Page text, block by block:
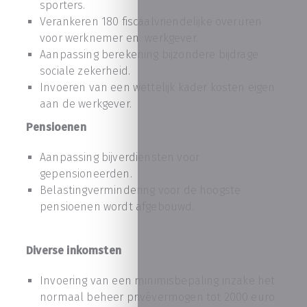
sporters.
Verankeren 180 fiscaalvriendelijke overuren
voor werknemer en werkgever.
Aanpassing berekening bijzondere bijdrage
sociale zekerheid.
Invoeren van een wettelijk kader kosten eigen
aan de werkgever.
Pensioenen
Aanpassing bijverdiensten voor
gepensioneerden.
Belastingvermindering voor de hoogste
pensioenen wordt afgebouwd.
Diverse inkomsten
Invoering van een minimisbepaling inzake het
normaal beheer privévermogen tot 2000 euro.